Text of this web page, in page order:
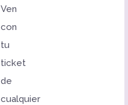
Ven
con
tu
ticket
de
cualquier